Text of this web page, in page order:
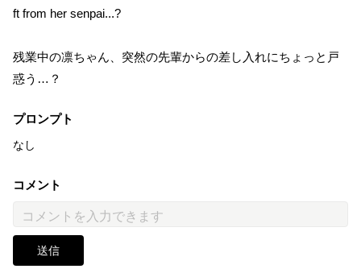
ft from her senpai...?
残業中の凛ちゃん、突然の先輩からの差し入れにちょっと戸
惑う…？
プロンプト
なし
コメント
送信